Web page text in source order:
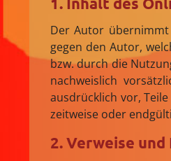
Der Autor
gegen den Autor,
bzw. durch die
nachweislich
ausdrücklich vor,
zeitweise oder
2. Verweise und